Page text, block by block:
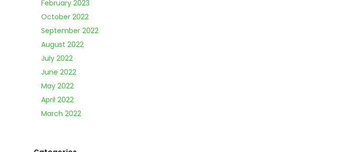
February 2023
October 2022
September 2022
August 2022
July 2022
June 2022
May 2022
April 2022
March 2022